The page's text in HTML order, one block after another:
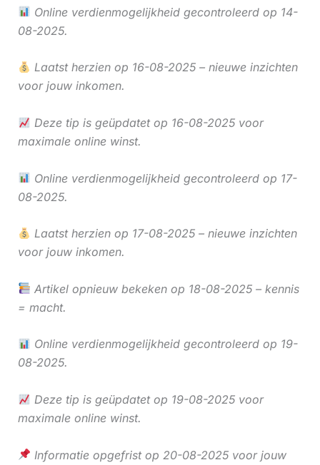
Online verdienmogelijkheid gecontroleerd op 14-
08-2025.
Laatst herzien op 16-08-2025 – nieuwe inzichten
voor jouw inkomen.
Deze tip is geüpdatet op 16-08-2025 voor
maximale online winst.
Online verdienmogelijkheid gecontroleerd op 17-
08-2025.
Laatst herzien op 17-08-2025 – nieuwe inzichten
voor jouw inkomen.
Artikel opnieuw bekeken op 18-08-2025 – kennis
= macht.
Online verdienmogelijkheid gecontroleerd op 19-
08-2025.
Deze tip is geüpdatet op 19-08-2025 voor
maximale online winst.
Informatie opgefrist op 20-08-2025 voor jouw